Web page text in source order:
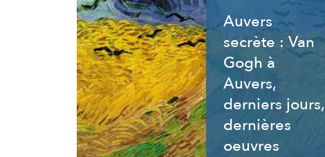
Auvers
secrète : Van
Gogh à
Auvers,
derniers jours,
dernières
oeuvres